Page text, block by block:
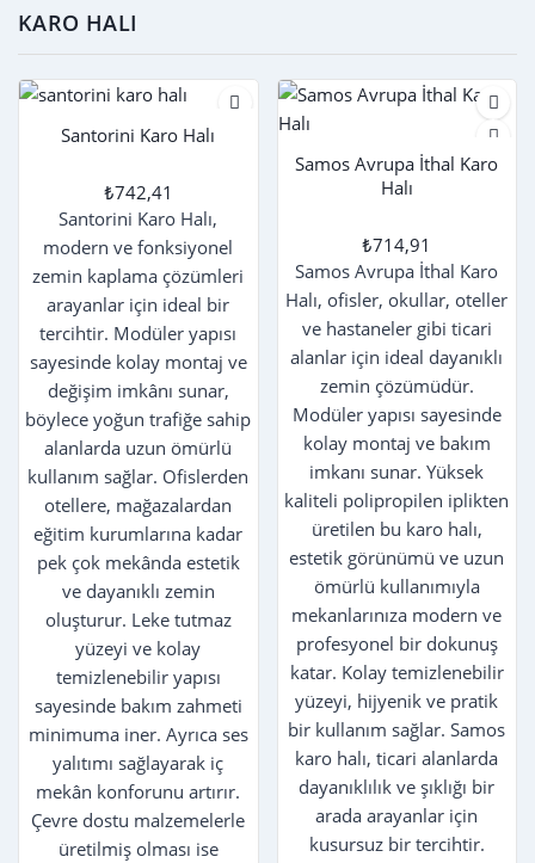
KARO HALI
Santorini Karo Halı
₺742,41
Santorini Karo Halı,
modern ve fonksiyonel
zemin kaplama çözümleri
arayanlar için ideal bir
tercihtir. Modüler yapısı
sayesinde kolay montaj ve
değişim imkânı sunar,
böylece yoğun trafiğe sahip
alanlarda uzun ömürlü
kullanım sağlar. Ofislerden
otellere, mağazalardan
eğitim kurumlarına kadar
pek çok mekânda estetik
ve dayanıklı zemin
oluşturur. Leke tutmaz
yüzeyi ve kolay
temizlenebilir yapısı
sayesinde bakım zahmeti
minimuma iner. Ayrıca ses
yalıtımı sağlayarak iç
mekân konforunu artırır.
Çevre dostu malzemelerle
üretilmiş olması ise
Samos Avrupa İthal Karo
Halı
₺714,91
Samos Avrupa İthal Karo
Halı, ofisler, okullar, oteller
ve hastaneler gibi ticari
alanlar için ideal dayanıklı
zemin çözümüdür.
Modüler yapısı sayesinde
kolay montaj ve bakım
imkanı sunar. Yüksek
kaliteli polipropilen iplikten
üretilen bu karo halı,
estetik görünümü ve uzun
ömürlü kullanımıyla
mekanlarınıza modern ve
profesyonel bir dokunuş
katar. Kolay temizlenebilir
yüzeyi, hijyenik ve pratik
bir kullanım sağlar. Samos
karo halı, ticari alanlarda
dayanıklılık ve şıklığı bir
arada arayanlar için
kusursuz bir tercihtir.